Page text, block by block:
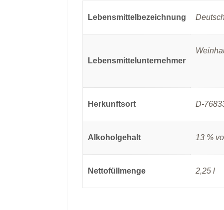
Lebensmittelbezeichnung
Lebensmittelunternehmer
Herkunftsort D-
Alkoholgehalt 13 %
Nettofüllmenge 2,25 l